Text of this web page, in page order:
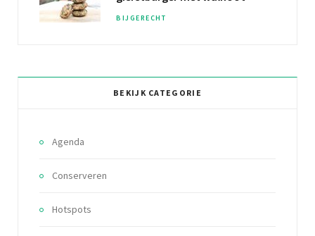
BIJGERECHT
BEKIJK CATEGORIE
Agenda
Conserveren
Hotspots